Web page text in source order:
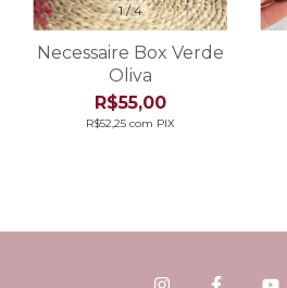
1/4
Necessaire Box Verde
Oliva
R$55,00
R$52,25 com PIX